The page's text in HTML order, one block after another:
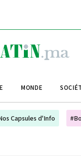
MONDE
Capsules d'Info